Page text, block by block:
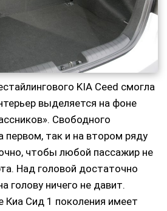
KIA Ceed смогла
выделяется на фоне
Свободного
первом, так и на втором ряду
чтобы любой пассажир не
Над головой достаточно
голову ничего не давит.
Киа Сид 1 поколения имеет